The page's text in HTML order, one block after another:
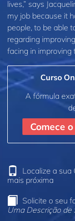
lives,” says
my job because it
people, to be able
regarding
facing in improving
Curso
A fórmula
Comece
Localize a sua
mais próxima
Solicite o seu
Uma Descrição de